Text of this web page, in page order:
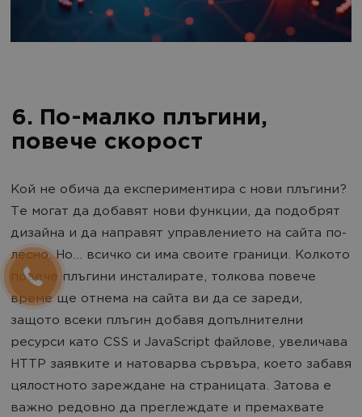
6. По-малко плъгини,
повече скорост
Кой не обича да експериментира с нови плъгини?
Те могат да добавят нови функции, да подобрят
дизайна и да направят управлението на сайта по-
лесно. Но... всичко си има своите граници. Колкото
повече плъгини инсталирате, толкова повече
време ще отнема на сайта ви да се зареди,
защото всеки плъгин добавя допълнителни
ресурси като CSS и JavaScript файлове, увеличава
HTTP заявките и натоварва сървъра, което забавя
цялостното зареждане на страницата. Затова е
важно редовно да преглеждате и премахвате